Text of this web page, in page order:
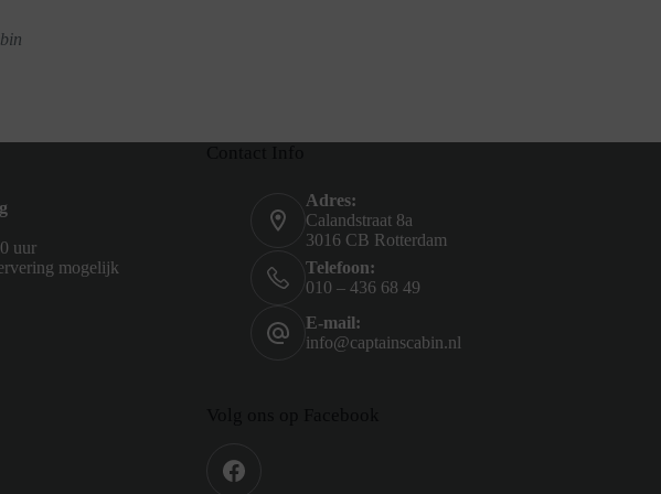
uur
mogelijk
Adres:
Calandstraat 8a
3016 CB Rotterdam
Telefoon:
010 – 436 68 49
E-mail:
info@captainscabin.nl